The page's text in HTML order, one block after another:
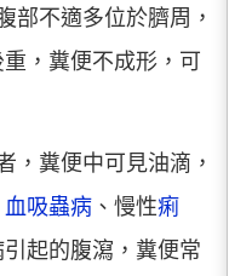
部不適多位於臍周，
，糞便不成形，可
，糞便中可見油滴，
血吸蟲病 、慢性痢
起的腹瀉，糞便常